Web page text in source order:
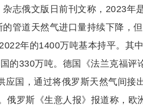
志俄文版日前刊文称，2023年
管道天然气进口量持续下降，
年的1400万吨基本持平。其
的330万吨。德国《法兰克福评
国，通过将俄罗斯天然气间接
俄罗斯《生意人报》报道称，欧